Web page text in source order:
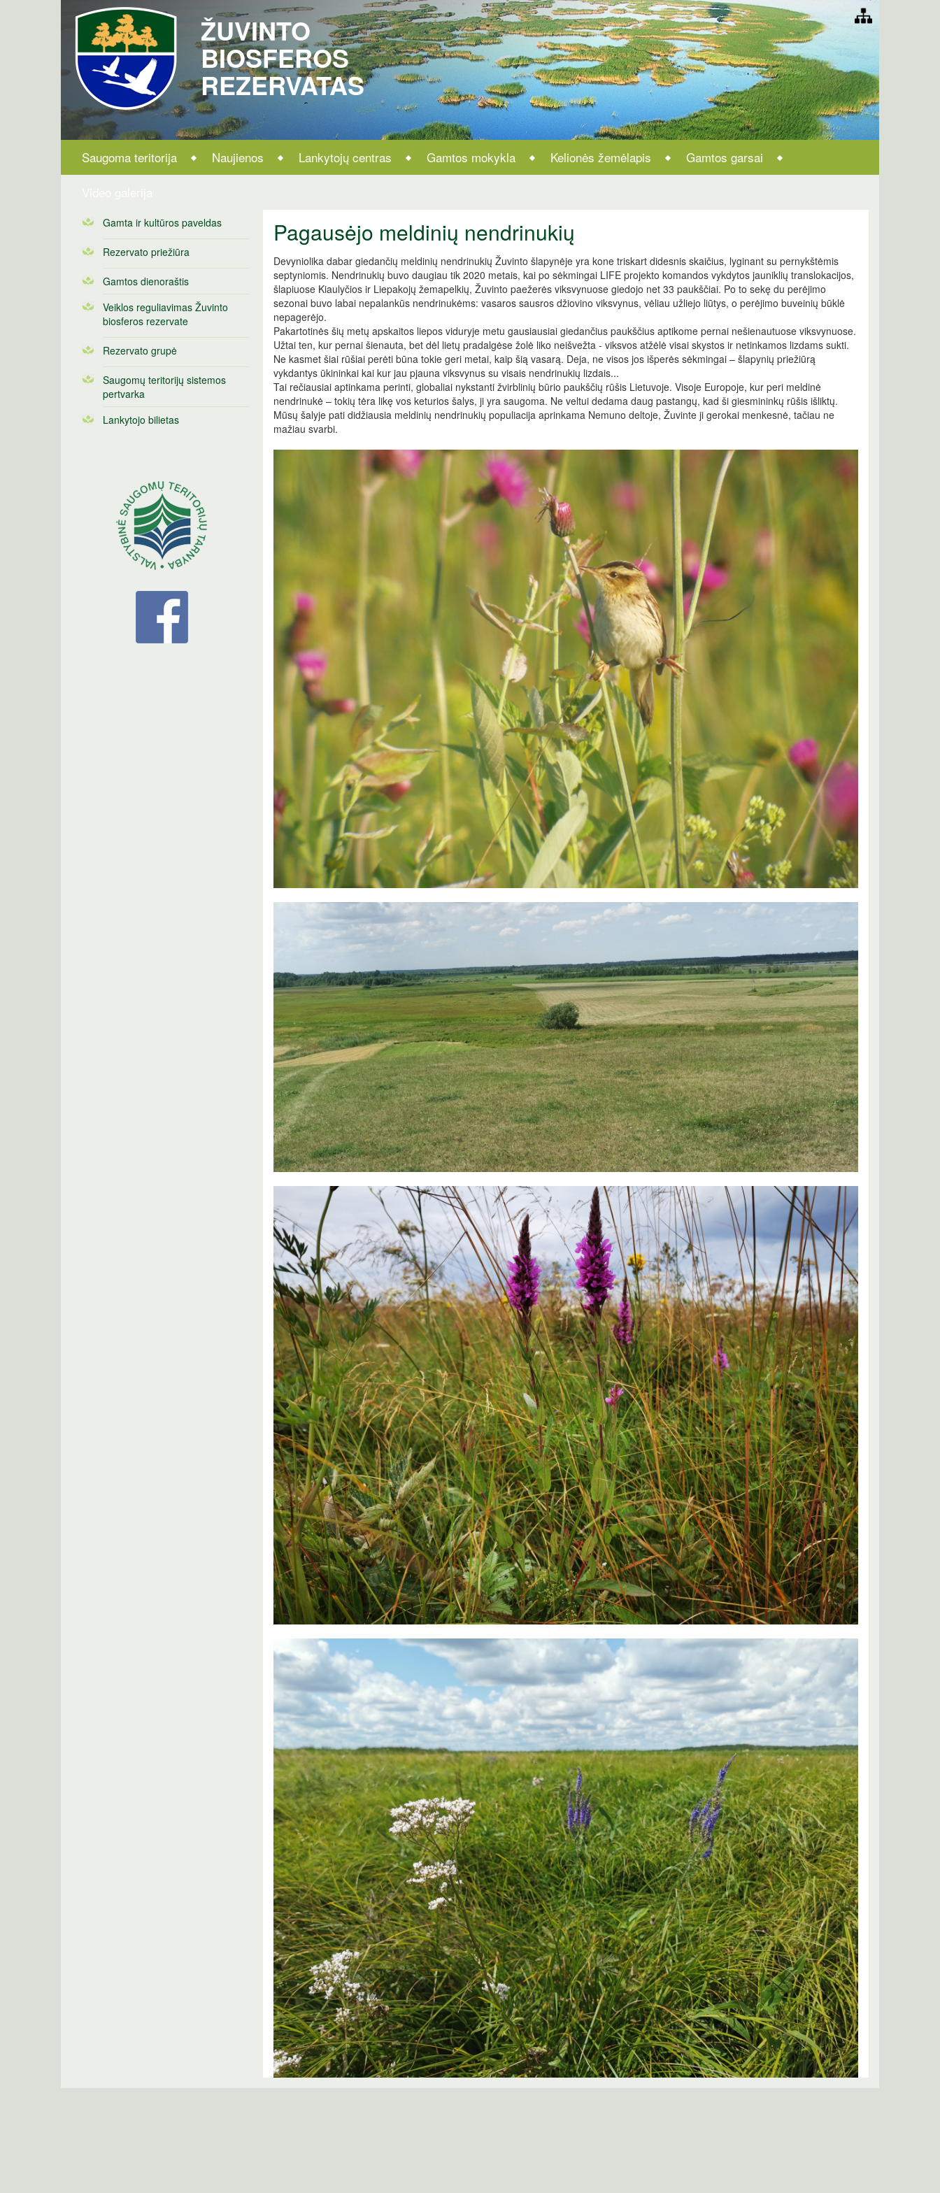
ŽUVINTO
BIOSFEROS
REZERVATAS
Saugoma teritorija Naujienos Lankytojų centras Gamtos mokykla Kelionės žemėlapis
Gamtos garsai
Gamta ir kultūros paveldas
Rezervato priežiūra
Gamtos dienoraštis
Veiklos reguliavimas Žuvinto
biosferos rezervate
Rezervato grupė
Saugomų teritorijų sistemos
pertvarka
Lankytojo bilietas
Pagausėjo meldinių nendrinukių
Devyniolika dabar giedančių meldinių nendrinukių Žuvinto šlapynėje yra kone triskart didesnis skaičius, lyginant su pernykštėmis
septyniomis. Nendrinukių buvo daugiau tik 2020 metais, kai po sėkmingai LIFE projekto komandos vykdytos jauniklių translokacijos,
šlapiuose Kiaulyčios ir Liepakojų žemapelkių, Žuvinto paežerės viksvynuose giedojo net 33 paukščiai. Po to sekę du perėjimo
sezonai buvo labai nepalankūs nendrinukėms: vasaros sausros džiovino viksvynus, vėliau užliejo liūtys, o perėjimo buveinių būklė
nepagerėjo.
Pakartotinės šių metų apskaitos liepos viduryje metu gausiausiai giedančius paukščius aptikome pernai nešienautuose viksvynuose.
Užtai ten, kur pernai šienauta, bet dėl lietų pradalgėse žolė liko neišvežta - viksvos atžėlė visai skystos ir netinkamos lizdams sukti.
Ne kasmet šiai rūšiai perėti būna tokie geri metai, kaip šią vasarą. Deja, ne visos jos išperės sėkmingai – šlapynių priežiūrą
vykdantys ūkininkai kai kur jau pjauna viksvynus su visais nendrinukių lizdais...
Tai rečiausiai aptinkama perinti, globaliai nykstanti žvirblinių būrio paukščių rūšis Lietuvoje. Visoje Europoje, kur peri meldinė
nendrinukė – tokių tėra likę vos keturios šalys, ji yra saugoma. Ne veltui dedama daug pastangų, kad ši giesmininkų rūšis išliktų.
Mūsų šalyje pati didžiausia meldinių nendrinukių populiacija aprinkama Nemuno deltoje, Žuvinte ji gerokai menkesnė, tačiau ne
mažiau svarbi.